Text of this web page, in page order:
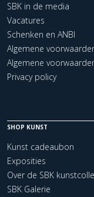
SBK in de media
Vacatures
Schenken en ANBI
Algemene
Algemene
Privacy policy
SHOP KUNST
Kunst cadeaubon
Exposities
Over de SBK
SBK Galerie